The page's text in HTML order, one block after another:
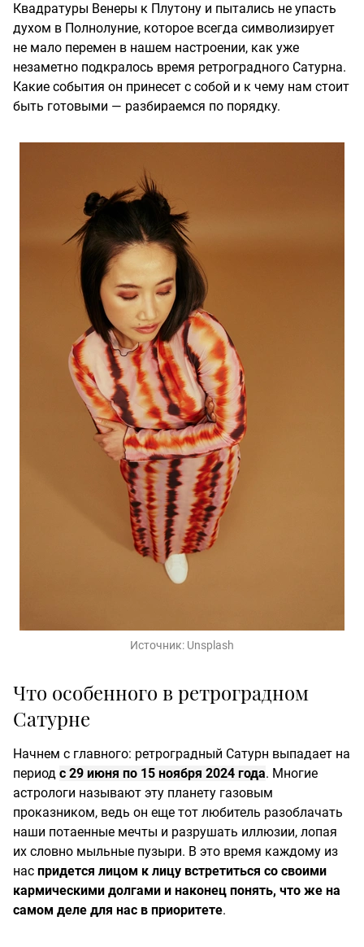
Квадратуры Венеры к Плутону и пытались не упасть
духом в Полнолуние, которое всегда символизирует
не мало перемен в нашем настроении, как уже
незаметно подкралось время ретроградного Сатурна.
Какие события он принесет с собой и к чему нам стоит
быть готовыми — разбираемся по порядку.
Источник: Unsplash
Что особенного в ретроградном
Сатурне
Начнем с главного: ретроградный Сатурн выпадает на
период с 29 июня по 15 ноября 2024 года. Многие
астрологи называют эту планету газовым
проказником, ведь он еще тот любитель разоблачать
наши потаенные мечты и разрушать иллюзии, лопая
их словно мыльные пузыри. В это время каждому из
нас придется лицом к лицу встретиться со своими
кармическими долгами и наконец понять, что же на
самом деле для нас в приоритете.